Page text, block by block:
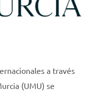
a través
(UMU) se